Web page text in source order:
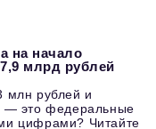
на начало
млрд рублей
млн рублей и
— это федеральные
цифрами? Читайте